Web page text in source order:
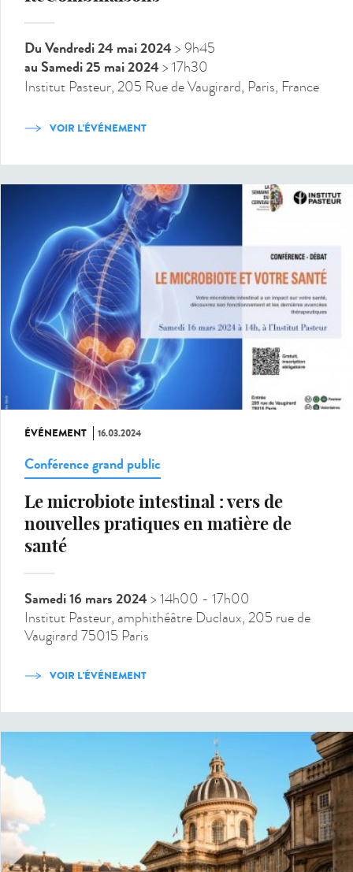
Du Vendredi 24 mai 2024 > 9h45
au Samedi 25 mai 2024 > 17h30
Institut Pasteur, 205 Rue de Vaugirard, Paris, France
VOIR L'ÉVÉNEMENT
ÉVÉNEMENT 16.03.2024
Conférence grand public
Le microbiote intestinal : vers de
nouvelles pratiques en matière de
santé
Samedi 16 mars 2024 > 14h00 - 17h00
Institut Pasteur, amphithéâtre Duclaux, 205 rue de
Vaugirard 75015 Paris
VOIR L'ÉVÉNEMENT